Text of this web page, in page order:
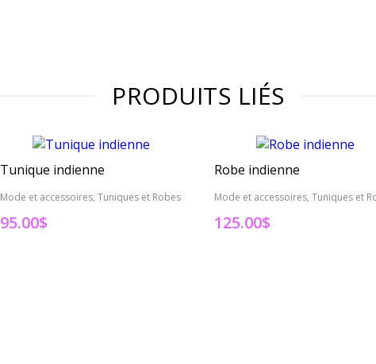
PRODUITS LIÉS
Tunique indienne
Mode et accessoires, Tuniques et Robes
95.00$
Robe indienne
Mode et accessoires, Tuniques et
125.00$